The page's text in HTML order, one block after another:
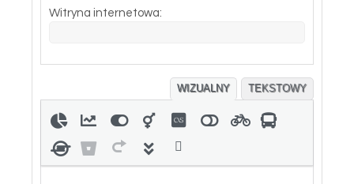
Witryna internetowa:
WIZUALNY TEKSTOWY